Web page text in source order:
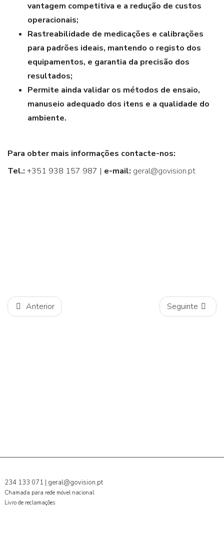
vantagem competitiva e a redução de custos
operacionais;
Rastreabilidade de medicações e calibrações
para padrões ideais, mantendo o registo dos
equipamentos, e garantia da precisão dos
resultados;
Permite ainda validar os métodos de ensaio,
manuseio adequado dos itens e a qualidade do
ambiente.
Para obter mais informações contacte-nos:
Tel.: +351 938 157 987 | e-mail: geral@govision.pt
Anterior Seguinte
234 133 071 geral@govision.pt
Chamada para rede móvel nacional
Livro de reclamações